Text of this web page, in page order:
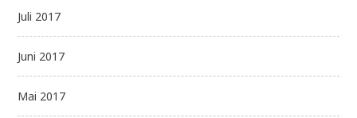
Juli 2017
Juni 2017
Mai 2017